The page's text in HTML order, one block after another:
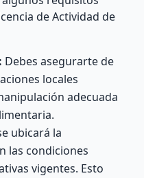
de Actividad de
Debes asegurarte de
locales
adecuada
ubicará la
las condiciones
vigentes. Esto